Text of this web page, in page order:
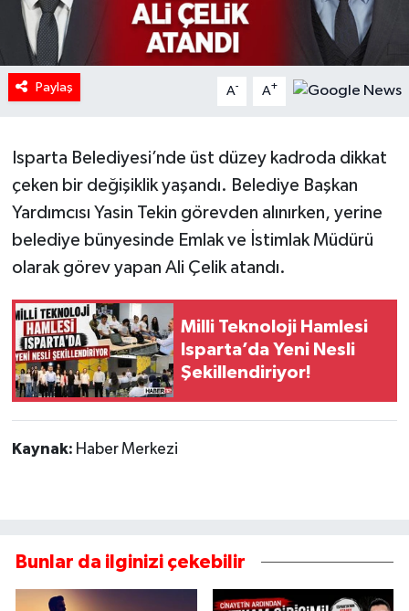
Paylaş A- A+
Isparta Belediyesi’nde üst düzey kadroda dikkat
çeken bir değişiklik yaşandı. Belediye Başkan
Yardımcısı Yasin Tekin görevden alınırken, yerine
belediye bünyesinde Emlak ve İstimlak Müdürü
olarak görev yapan Ali Çelik atandı.
Milli Teknoloji Hamlesi
Isparta’da Yeni Nesli
Şekillendiriyor!
Kaynak: Haber Merkezi
Bunlar da ilginizi çekebilir
KÜLTÜR SANAT
MAGAZİN
POLİTİKA
RESMİ İLANLAR
SAĞLIK
Spor
Tarihi Yapılarımız
Teknoloji